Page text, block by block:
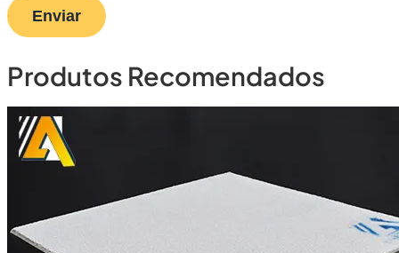
Enviar
Produtos Recomendados